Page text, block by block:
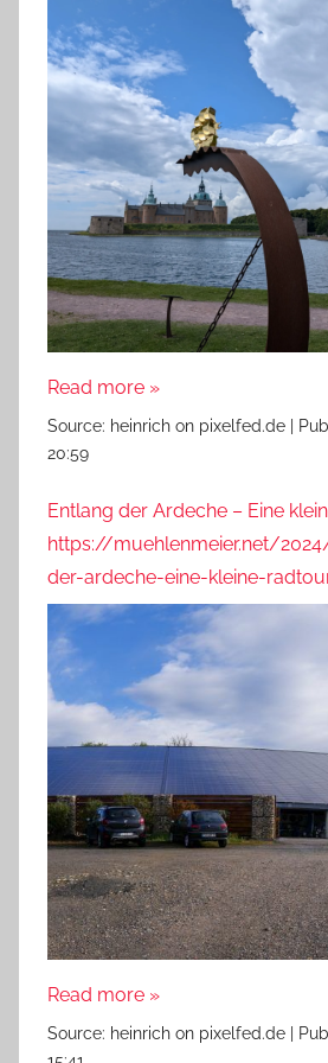
Read more »
Source: heinrich on pixelfed.de
20:59
Entlang der Ardeche – Eine
https://muehlenmeier.net/
der-ardeche-eine-kleine-
Read more »
Source: heinrich on pixelfed.de